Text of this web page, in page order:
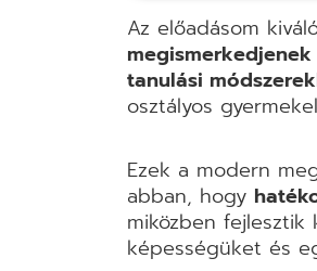
Az előadásom
tanulási
osztályos
Ezek a modern
abban, hogy
miközben
képességüket és